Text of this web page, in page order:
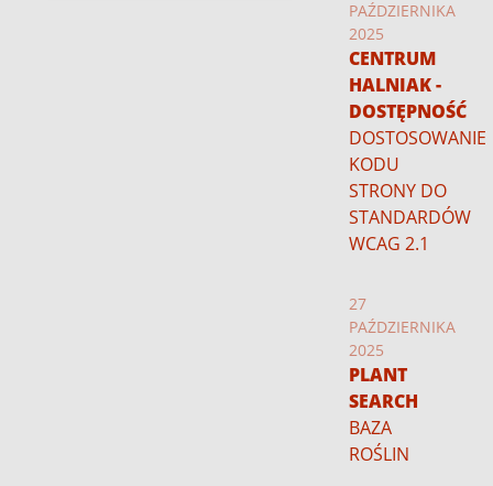
PAŹDZIERNIKA
2025
CENTRUM
HALNIAK -
DOSTĘPNOŚĆ
DOSTOSOWANIE
KODU
STRONY DO
STANDARDÓW
WCAG 2.1
27
PAŹDZIERNIKA
2025
PLANT
SEARCH
BAZA
ROŚLIN